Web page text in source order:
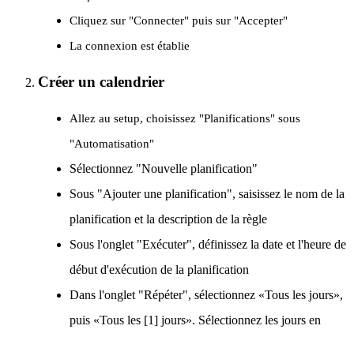
Cliquez sur "Connecter" puis sur "Accepter"
La connexion est établie
Créer un calendrier
Allez au setup, choisissez "Planifications" sous
"Automatisation"
Sélectionnez "Nouvelle planification"
Sous "Ajouter une planification", saisissez le nom de la
planification et la description de la règle
Sous l'onglet "Exécuter", définissez la date et l'heure de
début d'exécution de la planification
Dans l'onglet "Répéter", sélectionnez «Tous les jours»,
puis «Tous les [1] jours». Sélectionnez les jours en